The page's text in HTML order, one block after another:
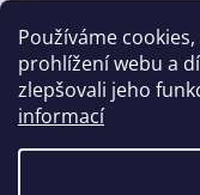
Používáme
prohlížení webu a
zlepšovali jeho
informací
podkova-shop@
+420 704 397 000